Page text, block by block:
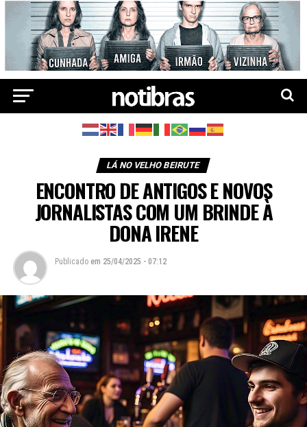
LÁ NO VELHO BEIRUTE
ENCONTRO DE ANTIGOS E NOVOS
JORNALISTAS COM UM BRINDE À
DONA IRENE
Publicado em 25/04/2025 - 07:12